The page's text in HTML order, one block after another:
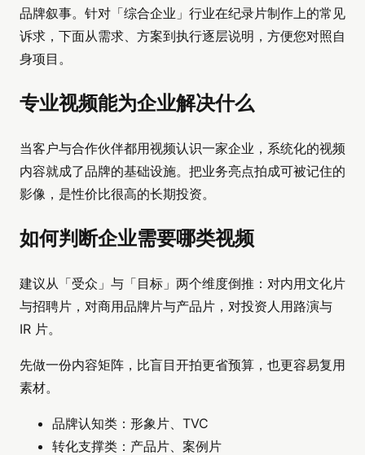
品牌叙事。针对「综合企业」行业在纪录片制作上的常见
诉求，下面从需求、方案到执行逐层说明，方便您对照自
身项目。
专业视频能为企业解决什么
当客户与合作伙伴都用视频认识一家企业，系统化的视频
内容就成了品牌的基础设施。把业务亮点拍成可被记住的
影像，是性价比很高的长期投资。
如何判断企业需要哪类视频
建议从「受众」与「目标」两个维度倒推：对内用文化片
与招聘片，对商用品牌片与产品片，对投资人用路演与
IR 片。
先做一份内容矩阵，比盲目开拍更省预算，也更容易复用
素材。
品牌认知类：形象片、TVC
转化支撑类：产品片、案例片